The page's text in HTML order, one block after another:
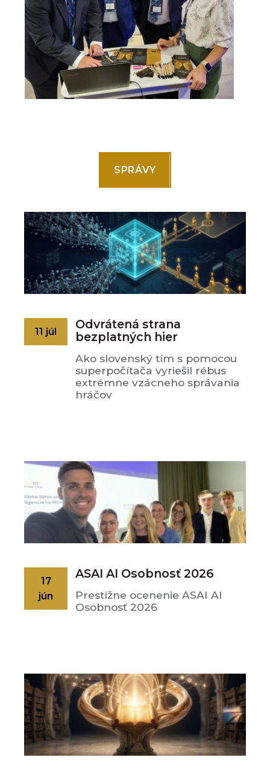
SPRÁVY
Odvrátená strana
bezplatných hier
11 júl
Ako slovenský tím s pomocou
superpočítača vyriešil rébus
extrémne vzácneho správania
hráčov
ASAI AI Osobnosť 2026
17
jún
Prestížne ocenenie ASAI AI
Osobnosť 2026